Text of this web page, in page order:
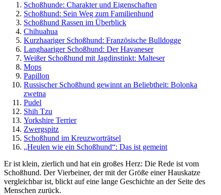
Schoßhunde: Charakter und Eigenschaften
Schoßhund: Sein Weg zum Familienhund
Schoßhund Rassen im Überblick
Chihuahua
Kurzhaariger Schoßhund: Französische Bulldogge
Langhaariger Schoßhund: Der Havaneser
Weißer Schoßhund mit Jagdinstinkt: Malteser
Mops
Papillon
Russischer Schoßhund gewinnt an Beliebtheit: Bolonka
zwetna
Pudel
Shih Tzu
Yorkshire Terrier
Zwergspitz
Schoßhund im Kreuzworträtsel
„Heulen wie ein Schoßhund“: Das ist gemeint
Er ist klein, zierlich und hat ein großes Herz: Die Rede ist vom
Schoßhund. Der Vierbeiner, der mit der Größe einer Hauskatze
vergleichbar ist, blickt auf eine lange Geschichte an der Seite des
Menschen zurück.